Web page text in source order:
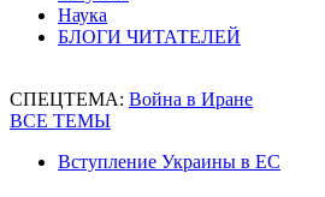
Наука
БЛОГИ ЧИТАТЕЛЕЙ
СПЕЦТЕМА: Война в Иране
ВСЕ ТЕМЫ
Вступление Украины в ЕС